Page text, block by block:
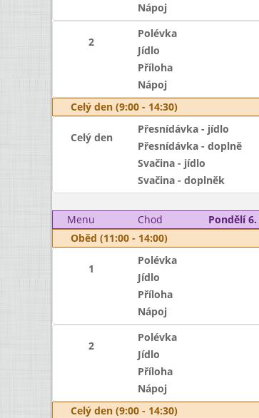
Nápoj
2
Polévka
Jídlo
Příloha
Nápoj
Celý den (9:00 - 14:30)
Celý den
Přesnídávka - jídlo
Přesnídávka - doplně
Svačina - jídlo
Svačina - doplněk
Menu
Chod Pondělí 6.
Oběd (11:00 - 14:00)
1
Polévka
Jídlo
Příloha
Nápoj
2
Polévka
Jídlo
Příloha
Nápoj
Celý den (9:00 - 14:30)